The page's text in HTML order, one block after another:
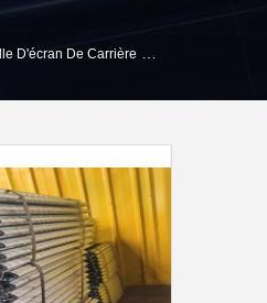
D'écran De Carrière >